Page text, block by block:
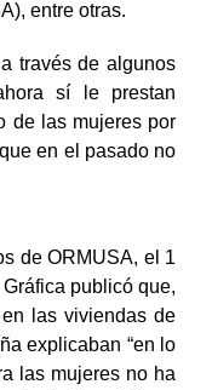
entre otras.
través de algunos
sí le prestan
de las mujeres por
en el pasado no
de ORMUSA, el 1
publicó que,
las viviendas de
explicaban “en lo
las mujeres no ha